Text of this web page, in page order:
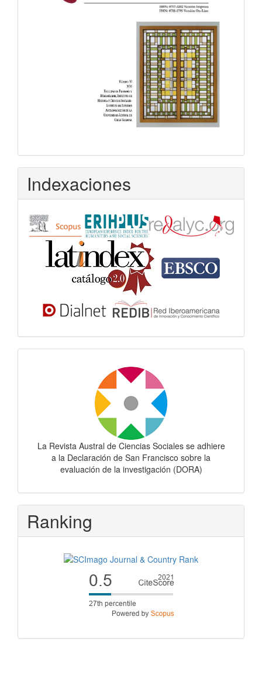
Indexaciones
La Revista Austral de Ciencias Sociales se adhiere
a la Declaración de San Francisco sobre la
evaluación de la investigación (DORA)
Ranking